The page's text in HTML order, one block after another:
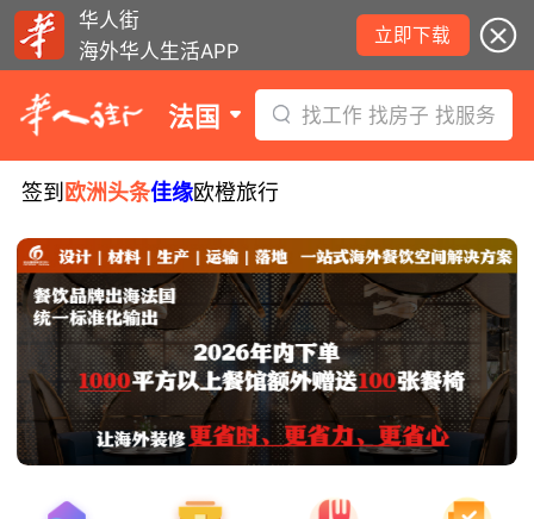
华人街
海外华人生活APP
立即下载
法国 找工作 找房子 找服务
签到 欧洲头条佳缘欧橙旅行